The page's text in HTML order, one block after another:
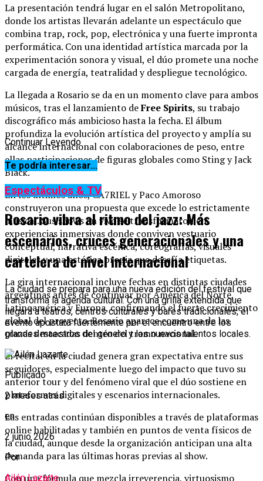
La presentación tendrá lugar en el salón Metropolitano,
donde los artistas llevarán adelante un espectáculo que
combina trap, rock, pop, electrónica y una fuerte impronta
performática. Con una identidad artística marcada por la
experimentación sonora y visual, el dúo promete una noche
cargada de energía, teatralidad y despliegue tecnológico.
La llegada a Rosario se da en un momento clave para ambos
músicos, tras el lanzamiento deFree Spirits, su trabajo
discográfico más ambicioso hasta la fecha. El álbum
profundiza la evolución artística del proyecto y amplía su
alcance internacional con colaboraciones de peso, entre
ellas participaciones de figuras globales como StingyJack
Black.
En los últimos años, CA7RIEL y Paco Amoroso
construyeron una propuesta que excede lo estrictamente
musical. Sus shows en vivo se transformaron en
experiencias inmersivas donde conviven vestuario
conceptual, narrativa escénica, coreografías, visuales
digitales y una estética propia que desafía etiquetas.
La gira internacional incluye fechas en distintas ciudades
argentinas antes de continuar por América del Norte,
Latinoamérica y Europa, confirmando el fuerte crecimiento
global del proyecto. Rosario aparece como una de las
plazas destacadas dentro del tramo nacional.
El recital en la ciudad genera gran expectativa entre sus
seguidores, especialmente luego del impacto que tuvo su
anterior tour y del fenómeno viral que el dúo sostiene en
plataformas digitales y escenarios internacionales.
Las entradas continúan disponibles a través de plataformas
online habilitadas y también en puntos de venta físicos de
la ciudad, aunque desde la organización anticipan una alta
demanda para las últimas horas previas al show.
Con una fórmula que mezcla irreverencia, virtuosismo
Continuar Leyendo
Te podría interesar...
Espectáculos & TV
Rosario vibra al ritmo del jazz: Más
escenarios, cruces generacionales y una
cartelera de nivel internacional
La ciudad se prepara para una nueva edición del festival que
transforma la agenda cultural. Con una grilla extendida que
llegará a teatros, centros culturales y bares tradicionales, el
evento apostará fuertemente por el encuentro entre los
grandes maestros del género y los nuevos talentos locales.
Publicado
2 meses atrás
en
2 junio 2026
Por
Ailén Lazarte